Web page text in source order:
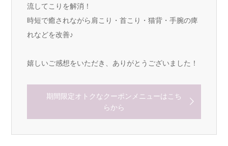
流してこりを解消！
時短で癒されながら肩こり・首こり・猫背・手腕の痺
れなどを改善♪
嬉しいご感想をいただき、ありがとうございました！
期間限定オトクなクーポンメニューはこち
らから